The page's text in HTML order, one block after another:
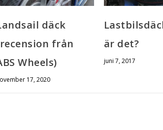
däck
från
Wheels)
17, 2020
är det?
juni 7, 2017